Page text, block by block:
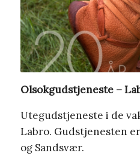
Olsokgudstjeneste –
Utegudstjeneste i de
Labro. Gudstjenesten
og Sandsvær.